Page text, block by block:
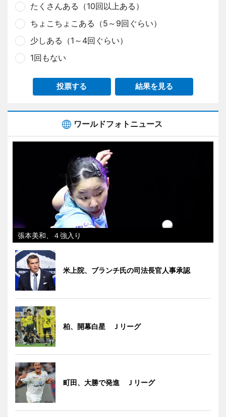
たくさんある（10回以上ある）
ちょこちょこある（5～9回ぐらい）
少しある（1～4回ぐらい）
1回もない
投票する 結果を見る
ワールドフォトニュース
張本美和、４強入り
米上院、ブランチ氏の司法長官人事承認
柏、開幕白星 Ｊリーグ
町田、大勝で発進 Ｊリーグ